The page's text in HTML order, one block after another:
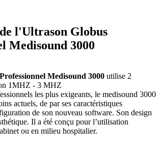
l'Ultrason Globus
Medisound 3000
Medisound 3000 utilise 2
1MHZ - 3 MHZ
les plus exigeants, le medisound 3000
actuels, de par ses caractéristiques
de son nouveau software. Son design
Il a été conçu pour l’utilisation
ou en milieu hospitalier.